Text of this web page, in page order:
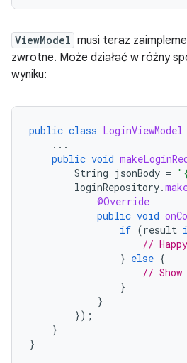
ViewModel musi teraz
zwrotne. Może działać w różny
wyniku:
public class LoginViewModel
...
public void
String jsonBody =
loginRepository.
@Override
public void
if (result
//
} else {
//
}
}
});
}
}